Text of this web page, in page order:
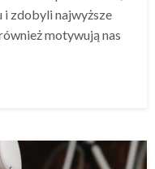
zdobyli najwyższe
motywują nas